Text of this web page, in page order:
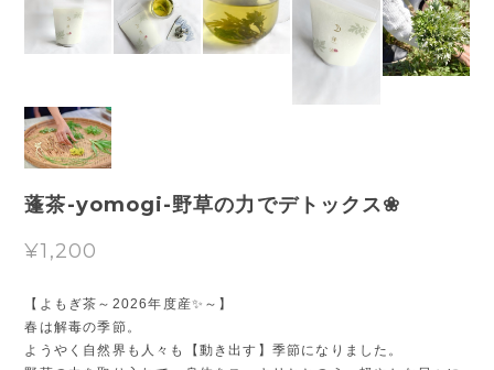
蓬茶-yomogi-野草の力でデトックス❀
¥1,200
【よもぎ茶～2026年度産✨～】
春は解毒の季節。
ようやく自然界も人々も【動き出す】季節になりました。